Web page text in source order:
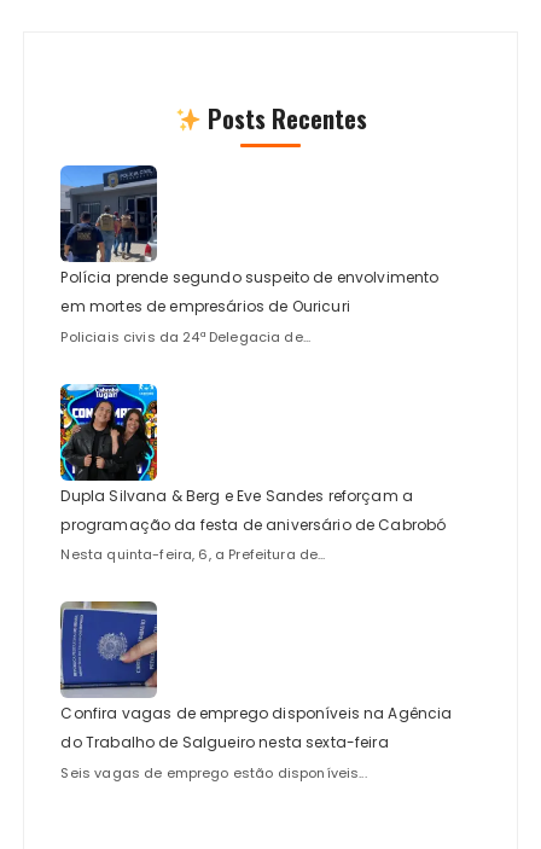
Posts Recentes
Polícia prende segundo suspeito de envolvimento
em mortes de empresários de Ouricuri
Policiais civis da 24ª Delegacia de...
Dupla Silvana & Berg e Eve Sandes reforçam a
programação da festa de aniversário de Cabrobó
Nesta quinta-feira, 6, a Prefeitura de...
Confira vagas de emprego disponíveis na Agência
do Trabalho de Salgueiro nesta sexta-feira
Seis vagas de emprego estão disponíveis...